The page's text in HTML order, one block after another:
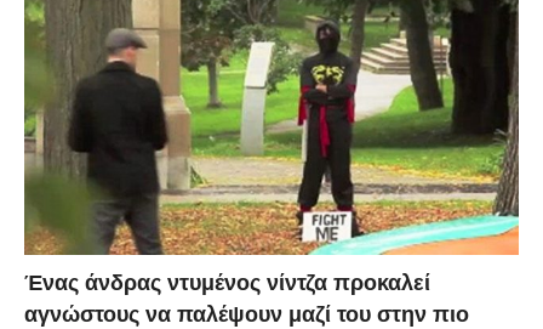
Ένας άνδρας ντυμένος νίντζα προκαλεί
αγνώστους να παλέψουν μαζί του στην πιο